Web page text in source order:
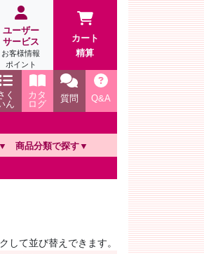
ユーザー
サービス
お客様情報
ポイント
カート
精算
Q&A
質問
カタ
ログ
く
ん
商品分類で探す
して並び替えできます。